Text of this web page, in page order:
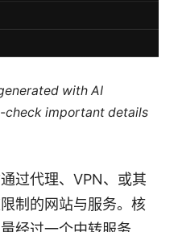
with AI
check important details
过代理、VPN、或其
制的网站与服务。核